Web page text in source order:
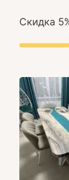
Скидка